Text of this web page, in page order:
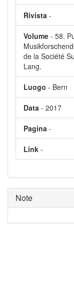
Rivista -
Volume - 58.
de la Société
Lang.
Luogo - Bern
Data - 2017
Pagina -
Link -
Note